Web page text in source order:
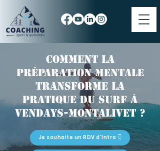
Comment la
préparation mentale
transforme la
pratique du surf à
Vendays-Montalivet ?
Je souhaite un RDV d'Intro 👇